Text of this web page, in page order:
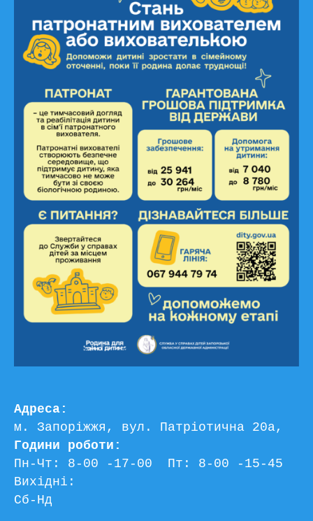
Адреса:
м. Запоріжжя, вул. Патріотична 20а,
Години роботи:
Пн-Чт: 8-00 -17-00  Пт: 8-00 -15-45
Вихідні:
Сб-Нд